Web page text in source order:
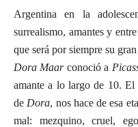
Argentina en la
surrealismo, amantes y
que será por siempre su
Dora Maarconoció a
amante a lo largo de 10.
de Dora, nos hace de esa
mal: mezquino, cruel,